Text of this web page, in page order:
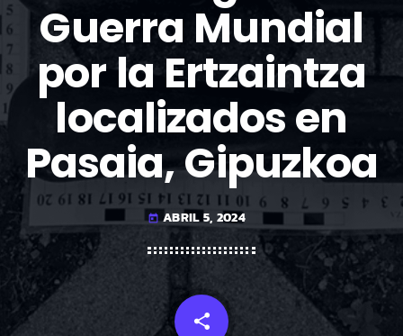
Guerra Mundial
por la Ertzaintza
localizados en
Pasaia, Gipuzkoa
today ABRIL 5, 2024
share
email